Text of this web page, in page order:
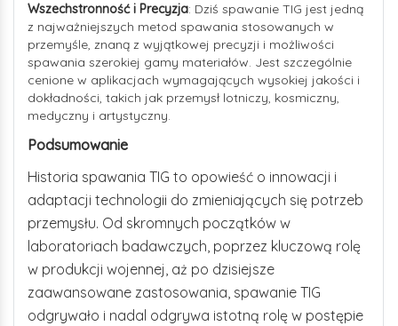
Wszechstronność i Precyzja: Dziś spawanie TIG jest jedną
z najważniejszych metod spawania stosowanych w
przemyśle, znaną z wyjątkowej precyzji i możliwości
spawania szerokiej gamy materiałów. Jest szczególnie
cenione w aplikacjach wymagających wysokiej jakości i
dokładności, takich jak przemysł lotniczy, kosmiczny,
medyczny i artystyczny.
Podsumowanie
Historia spawania TIG to opowieść o innowacji i
adaptacji technologii do zmieniających się potrzeb
przemysłu. Od skromnych początków w
laboratoriach badawczych, poprzez kluczową rolę
w produkcji wojennej, aż po dzisiejsze
zaawansowane zastosowania, spawanie TIG
odgrywało i nadal odgrywa istotną rolę w postępie